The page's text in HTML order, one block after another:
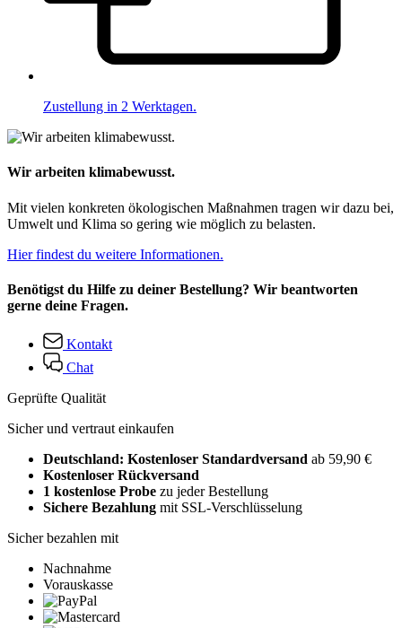
Zustellung in 2 Werktagen.
Wir arbeiten klimabewusst.
Mit vielen konkreten ökologischen Maßnahmen tragen wir dazu bei,
Umwelt und Klima so gering wie möglich zu belasten.
Hier findest du weitere Informationen.
Benötigst du Hilfe zu deiner Bestellung? Wir beantworten
gerne deine Fragen.
Kontakt
Chat
Geprüfte Qualität
Sicher und vertraut einkaufen
Deutschland: Kostenloser Standardversand ab 59,90 €
Kostenloser Rückversand
1 kostenlose Probe zu jeder Bestellung
Sichere Bezahlung mit SSL-Verschlüsselung
Sicher bezahlen mit
Nachnahme
Vorauskasse